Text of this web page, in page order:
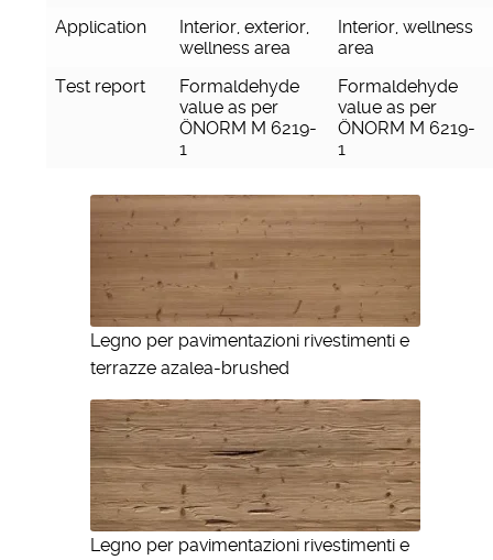
Application
Interior, exterior,
wellness area
Interior, wellness
area
Test report
Formaldehyde
value as per
ÖNORM M 6219-
1
Formaldehyde
value as per
ÖNORM M 6219-
1
Legno per pavimentazioni rivestimenti e
terrazze azalea-brushed
Legno per pavimentazioni rivestimenti e